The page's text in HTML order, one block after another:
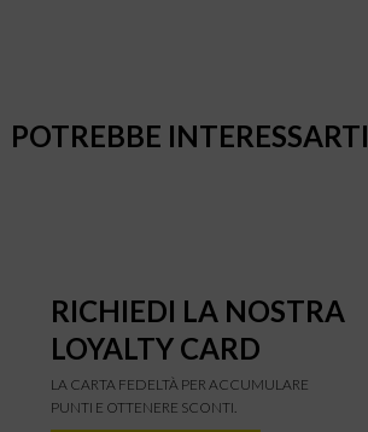
POTREBBE INTERESSARTI
RICHIEDI LA NOSTRA
LOYALTY CARD
LA CARTA FEDELTÀ PER ACCUMULARE
PUNTI E OTTENERE SCONTI.